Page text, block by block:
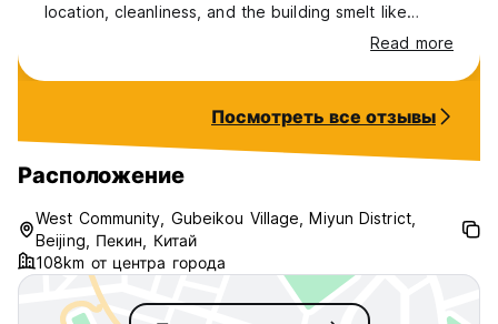
location, cleanliness, and the building smelt like
smoke. The bed seemed clean, but the bathroom
grossed me out. I feel bad leaving a bad review to
such kind people but this was my honest
Read more
Посмотреть все отзывы
Расположение
West Community, Gubeikou Village, Miyun District,
Beijing, Пекин, Китай
108km от центра города